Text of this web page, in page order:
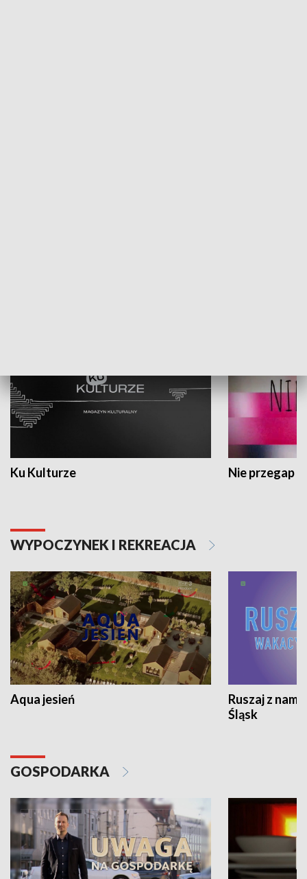
Ku Kulturze Nie przegap
WYPOCZYNEK I REKREACJA
Aqua jesień
Ruszaj z
Śląsk
GOSPODARKA